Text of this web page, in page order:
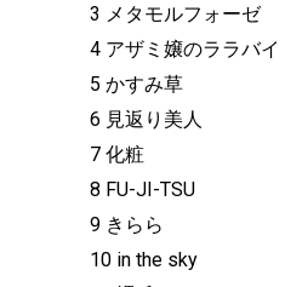
3 メタモルフォーゼ
4 アザミ嬢のララバイ
5 かすみ草
6 ⾒返り美⼈
7 化粧
8 FU-JI-TSU
9 きらら
10 in the sky